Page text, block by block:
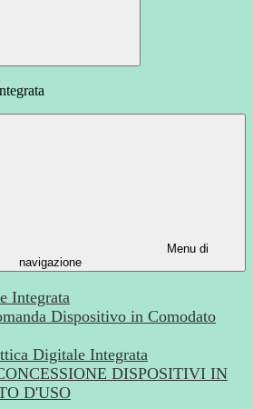
Menu di
navigazione
Integrata
Dispositivo in Comodato
Digitale Integrata
DISPOSITIVI IN
D'USO